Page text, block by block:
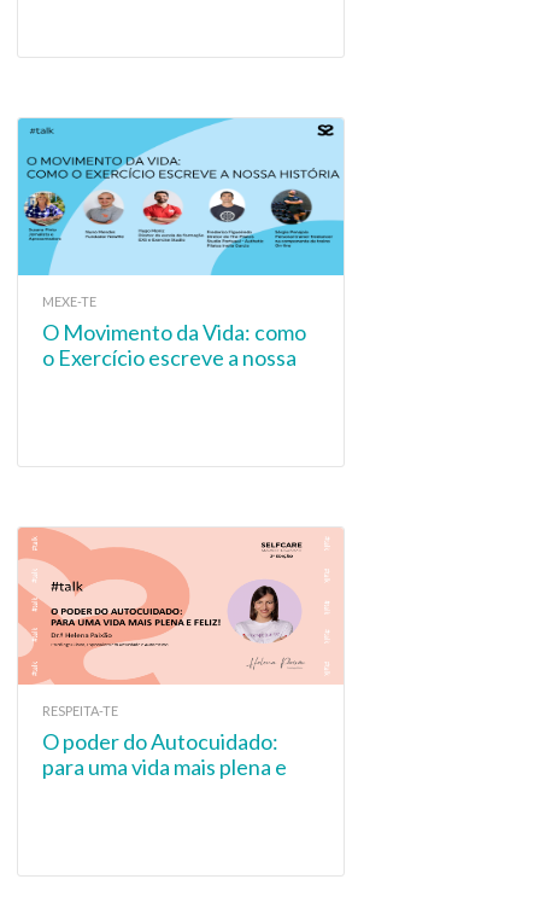
MEXE-TE
O Movimento da Vida: como
o Exercício escreve a nossa
RESPEITA-TE
O poder do Autocuidado:
para uma vida mais plena e